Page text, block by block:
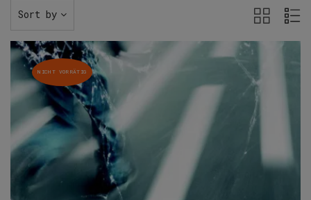
Sort by
NICHT VORRÄTIG